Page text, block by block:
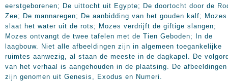
eerstgeborenen; De uittocht uit Egypte; De doortocht door de
Zee; De mannaregen; De aanbidding van het gouden kalf; Mozes
slaat het water uit de rots; Mozes verdrijft de giftige slangen;
Mozes ontvangt de twee tafelen met de Tien Geboden; In de
laagbouw. Niet alle afbeeldingen zijn in algemeen toegankelijke
ruimtes aanwezig, al staan de meeste in de dagkapel. De
van het verhaal is aangehouden in de plaatsing. De afbeeldingen
zijn genomen uit Genesis, Exodus en Numeri.